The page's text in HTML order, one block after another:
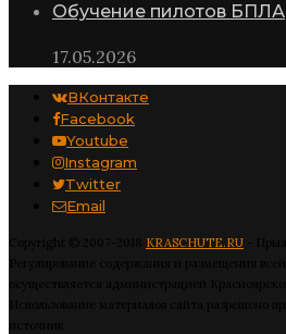
Обучение пилотов БПЛА
17.05.2026
ВКонтакте
Facebook
Youtube
Instagram
Twitter
Email
KRASCHUTE.RU